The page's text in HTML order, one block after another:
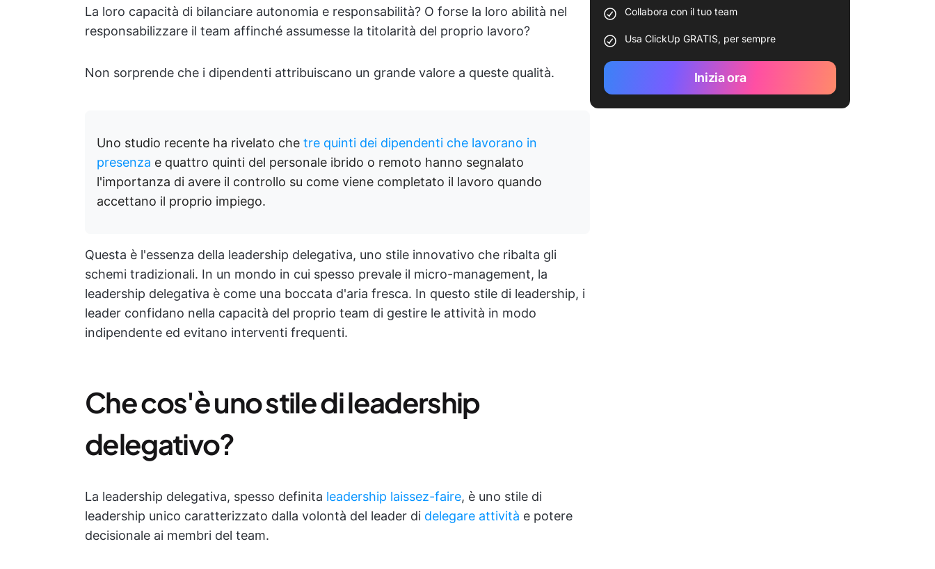
La loro capacità di bilanciare autonomia e responsabilità? O forse la loro abilità nel
responsabilizzare il team affinché assumesse la titolarità del proprio lavoro?
Non sorprende che i dipendenti attribuiscano un grande valore a queste qualità.
Uno studio recente ha rivelato che tre quinti dei dipendenti che lavorano in
presenza e quattro quinti del personale ibrido o remoto hanno segnalato
l'importanza di avere il controllo su come viene completato il lavoro quando
accettano il proprio impiego.
Questa è l'essenza della leadership delegativa, uno stile innovativo che ribalta gli
schemi tradizionali. In un mondo in cui spesso prevale il micro-management, la
leadership delegativa è come una boccata d'aria fresca. In questo stile di leadership, i
leader confidano nella capacità del proprio team di gestire le attività in modo
indipendente ed evitano interventi frequenti.
Che cos'è uno stile di leadership
delegativo?
La leadership delegativa, spesso definita leadership laissez-faire, è uno stile di
leadership unico caratterizzato dalla volontà del leader di delegare attività e potere
decisionale ai membri del team.
Collabora con il tuo team
Usa ClickUp GRATIS, per sempre
Inizia ora